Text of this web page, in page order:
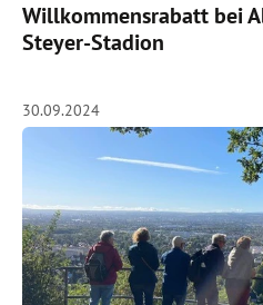
Willkommensrabatt bei
Steyer-Stadion
30.09.2024